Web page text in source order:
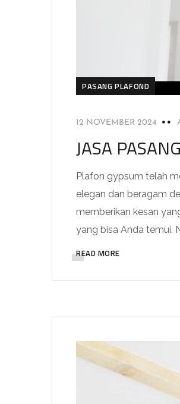
PASANG PLAFOND
12 NOVEMBER 2024
JASA
Plafon gypsum telah
elegan dan beragam
memberikan kesan
yang bisa Anda temui.
READ MORE